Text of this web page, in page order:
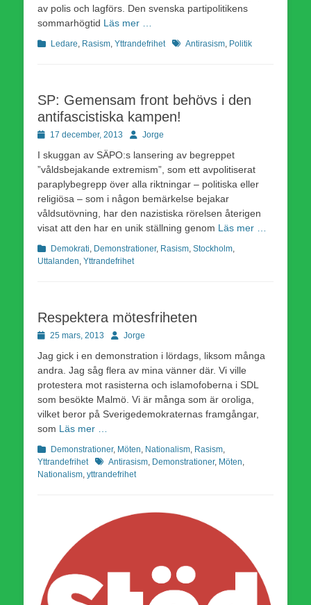
av polis och lagförs. Den svenska partipolitikens
sommarhögtid Läs mer …
Kategorier
Ledare Rasism Yttrandefrihet Etiketter
Antirasism Politik
SP: Gemensam front behövs i den
antifascistiska kampen!
Publicerad
17 december, 2013 Författare
Jorge
I skuggan av SÄPO:s lansering av begreppet
”våldsbejakande extremism”, som ett avpolitiserat
paraplybegrepp över alla riktningar – politiska eller
religiösa – som i någon bemärkelse bejakar
våldsutövning, har den nazistiska rörelsen återigen
visat att den har en unik ställning genom Läs mer …
Kategorier
Demokrati Demonstrationer, Rasism Stockholm
Uttalanden Yttrandefrihet
Respektera mötesfriheten
Publicerad
25 mars, 2013 Författare
Jorge
Jag gick i en demonstration i lördags, liksom många
andra. Jag såg flera av mina vänner där. Vi ville
protestera mot rasisterna och islamofoberna i SDL
som besökte Malmö. Vi är många som är oroliga,
vilket beror på Sverigedemokraternas framgångar,
som Läs mer …
Kategorier
Demonstrationer, Möten Nationalism Rasism
Yttrandefrihet
Etiketter
Antirasism Demonstrationer, Möten
Nationalism yttrandefrihet